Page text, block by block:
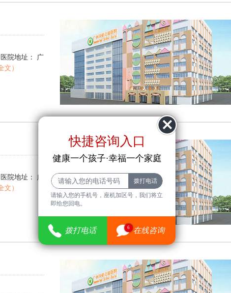
医院地址： 广
文）
院地址： 广
文）
快捷咨询入口
健康一个孩子·幸福一个家庭
请输入您的手机号，座机加区号，我们将立
即给您回电。
拨打电话 6 在线咨询